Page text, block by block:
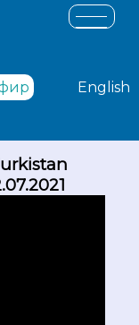
English